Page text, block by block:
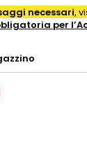
necessari,
per